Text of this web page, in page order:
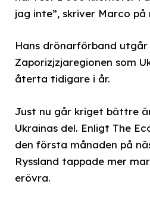
jag inte”, skriver Marco på
Hans drönarförband
Zaporizjzjaregionen som
återta tidigare i år.
Just nu går kriget bättre
Ukrainas del. Enligt The
den första månaden på
Ryssland tappade mer
erövra.